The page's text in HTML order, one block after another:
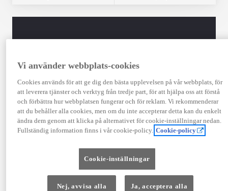
TOYOTA APPROVED
USED
Garanti upp till 10 år eller 20 000 mil – i
kombination med Toyota Relax
12 månaders vägassistans
Vi använder webbplats-cookies
Cookies används för att ge dig den bästa upplevelsen på vår webbplats, för
att leverera tjänster och verktyg från tredje part, för att hjälpa oss att förstå
och förbättra hur webbplatsen fungerar och för reklam. Vi rekommenderar
att du behåller alla cookies, men om du inte accepterar detta kan du enkelt
ändra dem genom att klicka på alternativet för cookie-inställningar nedan.
Fullständig information finns i vår cookie-policy. Cookie-policy
Cookie-inställningar
Nej, avvisa alla Ja, acceptera alla